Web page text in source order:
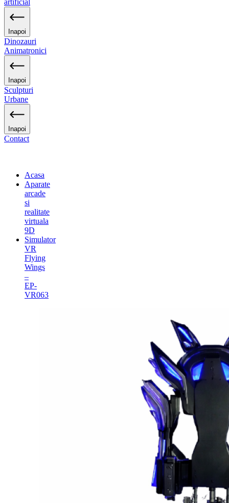
artificial
Inapoi
Dinozauri
Animatronici
Inapoi
Sculpturi
Urbane
Inapoi
Contact
Acasa
Aparate
arcade
si
realitate
virtuala
9D
Simulator
VR
Flying
Wings
–
EP-
VR063